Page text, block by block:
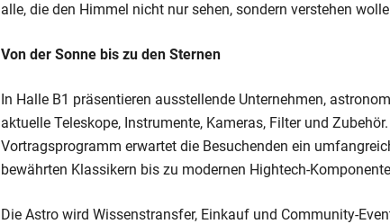
alle, die den Himmel nicht nur sehen, sondern verstehen
Von der Sonne bis zu den Sternen
In Halle B1 präsentieren ausstellende Unternehmen,
aktuelle Teleskope, Instrumente, Kameras, Filter und
Vortragsprogramm erwartet die Besuchenden ein
bewährten Klassikern bis zu modernen Hightech-
Die Astro wird Wissenstransfer, Einkauf und Community-